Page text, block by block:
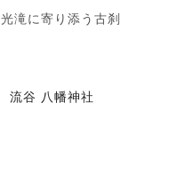
光滝に寄り添う古刹
流谷 八幡神社